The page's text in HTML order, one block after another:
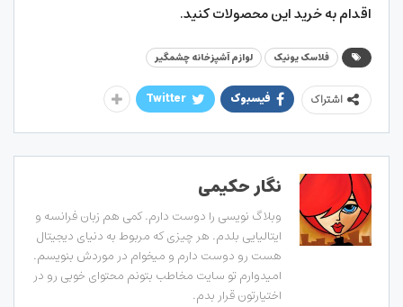
اقدام به خرید این محصولات کنید.
فلاسک یونیک لوازم آشپزخانه چشمگیر
اشتراک فیسبوک Twitter
نگار حکیمی
وبلاگ نویسی را دوست دارم. کمی هم زبان فرانسه و
ایتالیایی بلدم. هر چیزی که مربوط به دنیای دیجیتال
هست رو دوست دارم و میخوام در موردش بنویسم.
امیدوارم تو سایت مخاطب بتونم محتوای خوبی رو در
اختیارتون قرار بدم.